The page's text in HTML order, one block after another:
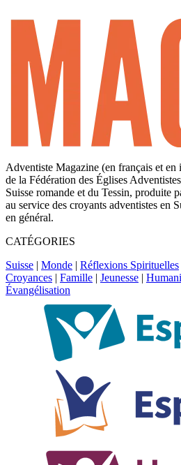
Adventiste Magazine (en français et
de la Fédération des Églises
Suisse romande et du Tessin, produite
au service des croyants adventistes en
en général.
CATÉGORIES
Suisse | Monde | Réflexions Spirituelles
Croyances | Famille | Jeunesse |
Évangélisation